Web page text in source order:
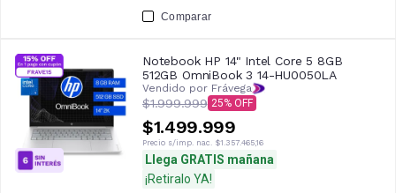
Comparar
Notebook HP 14" Intel Core 5 8GB
512GB OmniBook 3 14-HU0050LA
Vendido por Frávega
$1.999.999 25
$1.499.999
Precio s/imp. nac. $1.357.465,16
Llega GRATIS mañana
¡Retiralo YA!